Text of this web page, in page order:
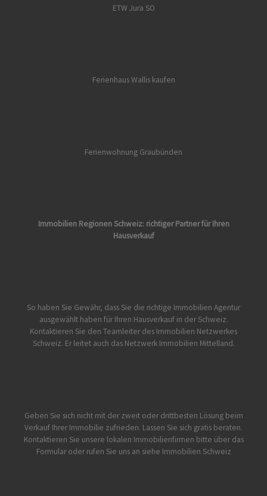
ETW Jura SO
Ferienhaus Wallis kaufen
Ferienwohnung Graubünden
Immobilien Regionen Schweiz: richtiger Partner für Ihren
Hausverkauf
So haben Sie Gewähr, dass Sie die richtige Immobilien Agentur
ausgewählt haben für Ihren Hausverkauf in der Schweiz.
Kontaktieren Sie den Teamleiter des Immobilien Netzwerkes
Schweiz. Er leitet auch das Netzwerk Immobilien Mittelland.
Geben Sie sich nicht mit der zweit oder drittbesten Lösung beim
Verkauf Ihrer Immobilie zufrieden. Lassen Sie sich gratis beraten.
Kontaktieren Sie unsere lokalen Immobilienfirmen bitte über das
Formular oder rufen Sie uns an siehe Immobilien Schweiz